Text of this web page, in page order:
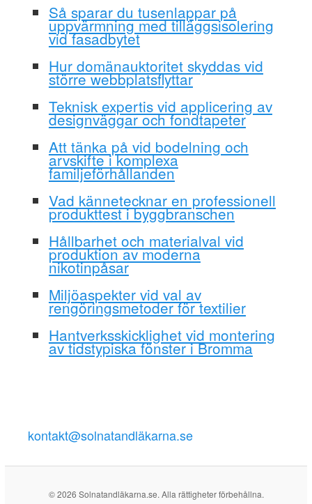
Så sparar du tusenlappar på
uppvärmning med tilläggsisolering
vid fasadbytet
Hur domänauktoritet skyddas vid
större webbplatsflyttar
Teknisk expertis vid applicering av
designväggar och fondtapeter
Att tänka på vid bodelning och
arvskifte i komplexa
familjeförhållanden
Vad kännetecknar en professionell
produkttest i byggbranschen
Hållbarhet och materialval vid
produktion av moderna
nikotinpåsar
Miljöaspekter vid val av
rengöringsmetoder för textilier
Hantverksskicklighet vid montering
av tidstypiska fönster i Bromma
kontakt@solnatandläkarna.se
© 2026 Solnatandläkarna.se. Alla rättigheter förbehållna.